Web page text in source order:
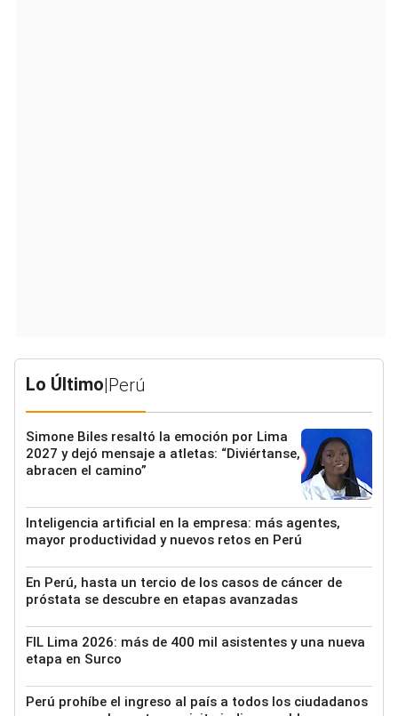
Lo Último|Perú
Simone Biles resaltó la emoción por Lima
2027 y dejó mensaje a atletas: “Diviértanse,
abracen el camino”
Inteligencia artificial en la empresa: más agentes,
mayor productividad y nuevos retos en Perú
En Perú, hasta un tercio de los casos de cáncer de
próstata se descubre en etapas avanzadas
FIL Lima 2026: más de 400 mil asistentes y una nueva
etapa en Surco
Perú prohíbe el ingreso al país a todos los ciudadanos